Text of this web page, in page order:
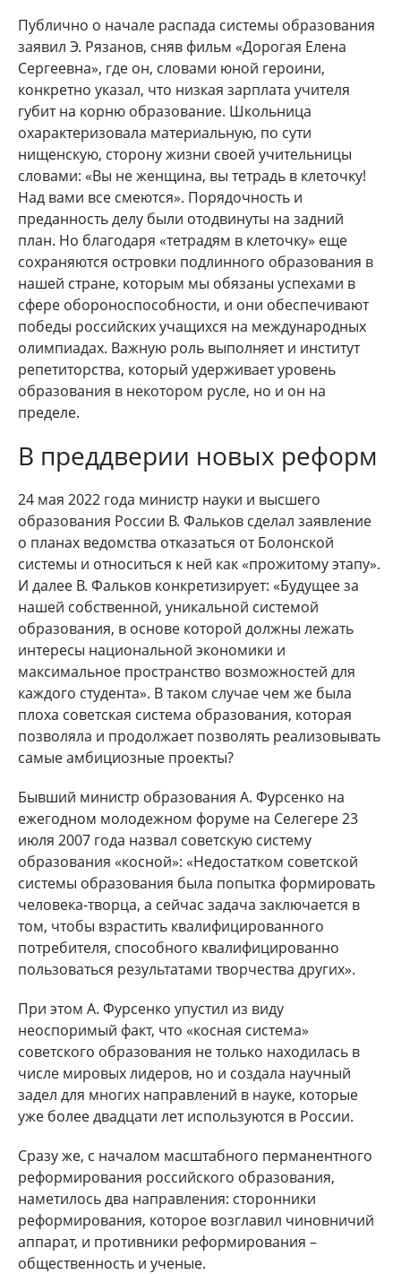
Публично о начале распада системы образования
заявил Э. Рязанов, сняв фильм «Дорогая Елена
Сергеевна», где он, словами юной героини,
конкретно указал, что низкая зарплата учителя
губит на корню образование. Школьница
охарактеризовала материальную, по сути
нищенскую, сторону жизни своей учительницы
словами: «Вы не женщина, вы тетрадь в клеточку!
Над вами все смеются». Порядочность и
преданность делу были отодвинуты на задний
план. Но благодаря «тетрадям в клеточку» еще
сохраняются островки подлинного образования в
нашей стране, которым мы обязаны успехами в
сфере обороноспособности, и они обеспечивают
победы российских учащихся на международных
олимпиадах. Важную роль выполняет и институт
репетиторства, который удерживает уровень
образования в некотором русле, но и он на
пределе.
В преддверии новых реформ
24 мая 2022 года министр науки и высшего
образования России В. Фальков сделал заявление
о планах ведомства отказаться от Болонской
системы и относиться к ней как «прожитому этапу».
И далее В. Фальков конкретизирует: «Будущее за
нашей собственной, уникальной системой
образования, в основе которой должны лежать
интересы национальной экономики и
максимальное пространство возможностей для
каждого студента». В таком случае чем же была
плоха советская система образования, которая
позволяла и продолжает позволять реализовывать
самые амбициозные проекты?
Бывший министр образования А. Фурсенко на
ежегодном молодежном форуме на Селегере 23
июля 2007 года назвал советскую систему
образования «косной»: «Недостатком советской
системы образования была попытка формировать
человека-творца, а сейчас задача заключается в
том, чтобы взрастить квалифицированного
потребителя, способного квалифицированно
пользоваться результатами творчества других».
При этом А. Фурсенко упустил из виду
неоспоримый факт, что «косная система»
советского образования не только находилась в
числе мировых лидеров, но и создала научный
задел для многих направлений в науке, которые
уже более двадцати лет используются в России.
Сразу же, с началом масштабного перманентного
реформирования российского образования,
наметилось два направления: сторонники
реформирования, которое возглавил чиновничий
аппарат, и противники реформирования –
общественность и ученые.